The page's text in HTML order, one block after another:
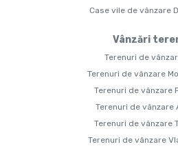
Case vile de vânzare
Vânzări
Terenuri de
Terenuri de vânzare
Terenuri de vânzare
Terenuri de vânzare
Terenuri de vânzare
Terenuri de vânzare